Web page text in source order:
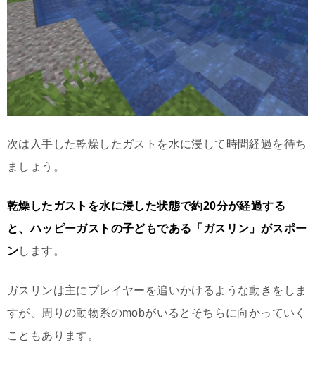
次は入手した乾燥したガストを水に浸して時間経過を待ち
ましょう。
乾燥したガストを水に浸した状態で約20分が経過する
と、ハッピーガストの子どもである「ガスリン」がスポー
ンします。
ガスリンは主にプレイヤーを追いかけるような動きをしま
すが、周りの動物系のmobがいるとそちらに向かっていく
こともあります。